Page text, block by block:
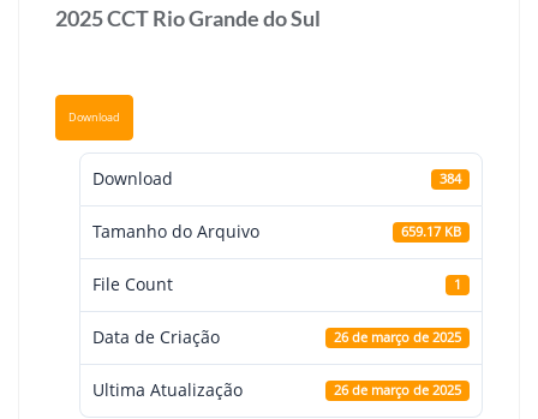
2025 CCT Rio Grande do Sul
Download
Download 384
Tamanho do Arquivo 659.17 KB
File Count 1
Data de Criação 26 de março de 2025
Ultima Atualização 26 de março de 2025